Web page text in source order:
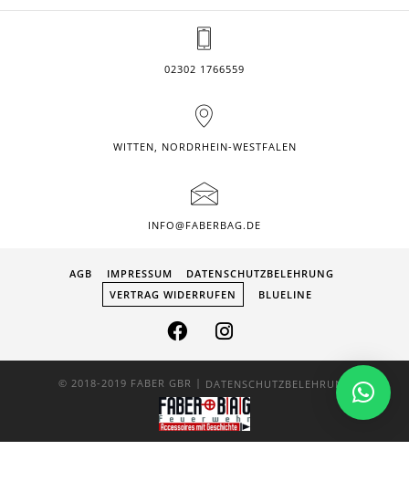
02302 1766559
WITTEN, NORDRHEIN-WESTFALEN
INFO@FABERBAG.DE
AGB IMPRESSUM
DATENSCHUTZBELEHRUNG
VERTRAG WIDERRUFEN
BLUELINE
© 2018-2019 FABER GBR | DATENSCHUTZBELEHRUNG